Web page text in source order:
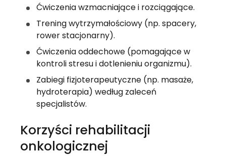
Ćwiczenia wzmacniające i rozciągające.
Trening wytrzymałościowy (np. spacery,
rower stacjonarny).
Ćwiczenia oddechowe (pomagające w
kontroli stresu i dotlenieniu organizmu).
Zabiegi fizjoterapeutyczne (np. masaże,
hydroterapia) według zaleceń
specjalistów.
Korzyści rehabilitacji
onkologicznej